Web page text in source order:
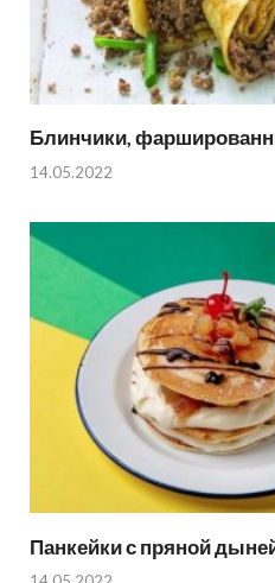
Блинчики,
14.05.2022
Панкейки с пряной